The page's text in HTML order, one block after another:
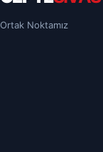
Ortak Noktamız